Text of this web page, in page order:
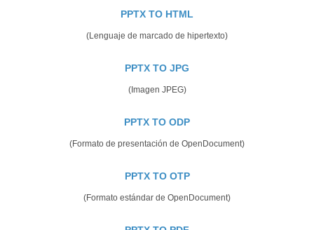
PPTX TO HTML
(Lenguaje de marcado de hipertexto)
PPTX TO JPG
(Imagen JPEG)
PPTX TO ODP
(Formato de presentación de OpenDocument)
PPTX TO OTP
(Formato estándar de OpenDocument)